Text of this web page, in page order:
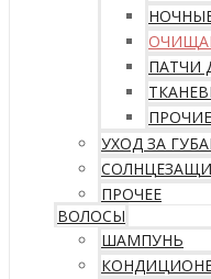
ПАТЧИ
УХОД ЗА
ПРОЧЕЕ
ВОЛОСЫ
ШАМПУНЬ